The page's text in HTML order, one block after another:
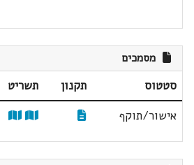
מסמכים
סטטוס תקנון תשריט
אישור/תוקף